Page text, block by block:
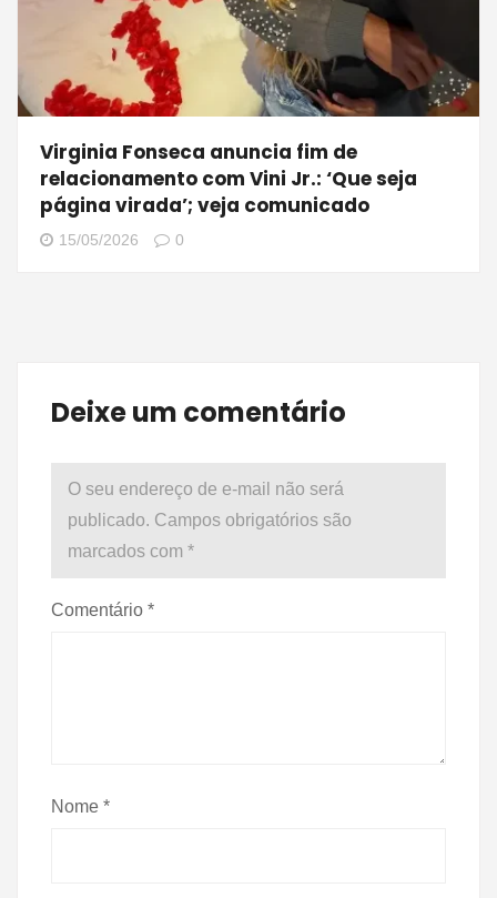
Virginia Fonseca anuncia fim de
relacionamento com Vini Jr.: ‘Que seja
página virada’; veja comunicado
15/05/2026 0
Deixe um comentário
O seu endereço de e-mail não será
publicado. Campos obrigatórios são
marcados com *
Comentário *
Nome *